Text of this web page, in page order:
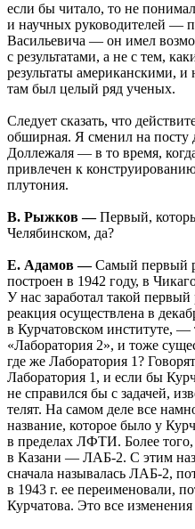
если бы читало, то не
и научных руководителей —
Васильевича — он имел
с результатами, а не с тем,
результаты американскими,
там был целый ряд ученых.
Следует сказать, что
обширная. Я сменил на посту
Доллежаля — в то время,
привлечен к
плутония.
В. Рыжков —Первый,
Челябинском, да?
Е. Адамов —Самый первый
построен в 1942 году, в
У нас заработал такой
реакция осуществлена в
в Курчатовском институте, —
«Лаборатория 2», и тоже
где же Лаборатория 1?
Лаборатория 1, и если бы
не справился бы с задачей,
телят. На самом деле все
название, которое было у
в пределах ЛФТИ. Более того,
в Казани — ЛАБ-2. С этим
сначала называлась ЛАБ-2,
в 1943 г. ее переименовали,
Курчатова. Это все